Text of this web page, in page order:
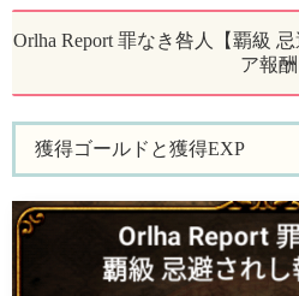
Orlha Report 罪なき咎人【覇級
ア報酬
獲得ゴールドと獲得EXP